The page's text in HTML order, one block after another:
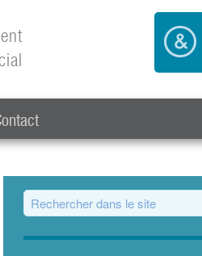
Formulaire de recherche